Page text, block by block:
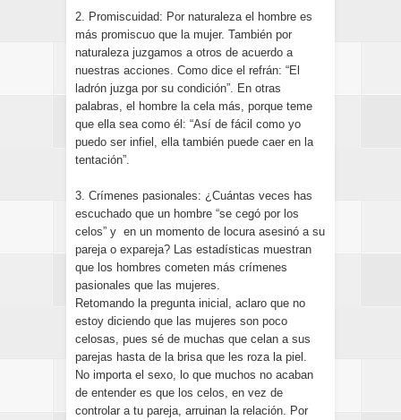
2. Promiscuidad: Por naturaleza el hombre es
más promiscuo que la mujer. También por
naturaleza juzgamos a otros de acuerdo a
nuestras acciones. Como dice el refrán: “El
ladrón juzga por su condición”. En otras
palabras, el hombre la cela más, porque teme
que ella sea como él: “Así de fácil como yo
puedo ser infiel, ella también puede caer en la
tentación”.
3. Crímenes pasionales: ¿Cuántas veces has
escuchado que un hombre “se cegó por los
celos” y en un momento de locura asesinó a su
pareja o expareja? Las estadísticas muestran
que los hombres cometen más crímenes
pasionales que las mujeres.
Retomando la pregunta inicial, aclaro que no
estoy diciendo que las mujeres son poco
celosas, pues sé de muchas que celan a sus
parejas hasta de la brisa que les roza la piel.
No importa el sexo, lo que muchos no acaban
de entender es que los celos, en vez de
controlar a tu pareja, arruinan la relación. Por